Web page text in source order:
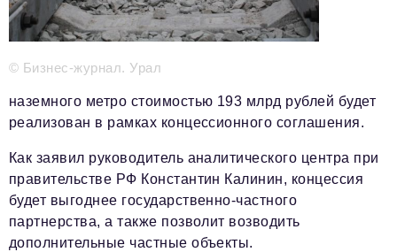
Информационный отдел
info@business-magazine.online
Отдел рекламы
podpiska@business-magazine.online
Отдел по работе с партнерами
partner@business-magazine.online
© Бизнес-журнал. Урал
наземного метро стоимостью 193 млрд рублей будет
реализован в рамках концессионного соглашения.
Как заявил руководитель аналитического центра при
правительстве РФ Константин Калинин, концессия
будет выгоднее государственно-частного
партнерства, а также позволит возводить
дополнительные частные объекты.